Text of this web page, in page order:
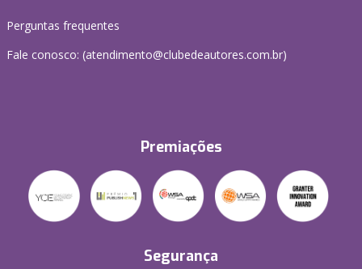
Perguntas frequentes
Fale conosco: (atendimento@clubedeautores.com.br)
Premiações
Segurança